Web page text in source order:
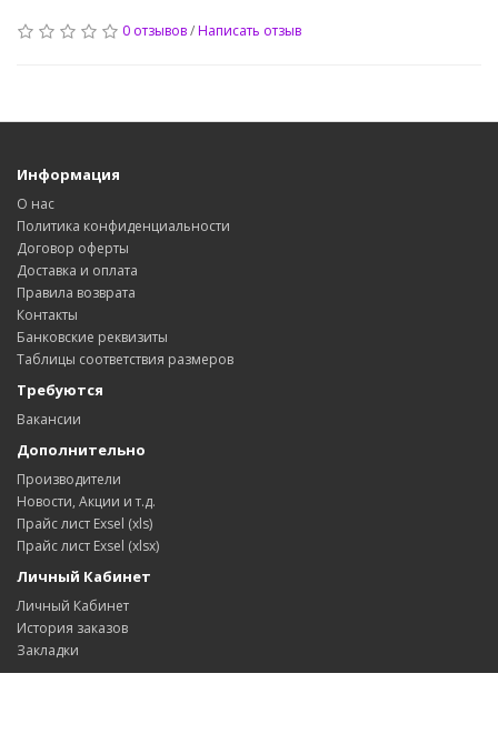
0 отзывов/Написать отзыв
Информация
О нас
Политика конфиденциальности
Договор оферты
Доставка и оплата
Правила возврата
Контакты
Банковские реквизиты
Таблицы соответствия размеров
Требуются
Вакансии
Дополнительно
Производители
Новости, Акции и т.д.
Прайс лист Exsel (xls)
Прайс лист Exsel (xlsx)
Личный Кабинет
Личный Кабинет
История заказов
Закладки